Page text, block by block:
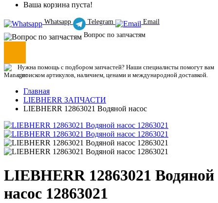
Ваша корзина пуста!
Whatsapp Telegram
Email
Вопрос по запчастям
Нужна помощь с подбором запчастей? Наши специалисты помогут вам
с поиском артикулов, наличием, ценами и международной доставкой.
Главная
LIEBHERR ЗАПЧАСТИ
LIEBHERR 12863021 Водяной насос
LIEBHERR 12863021 Водяной
насос 12863021